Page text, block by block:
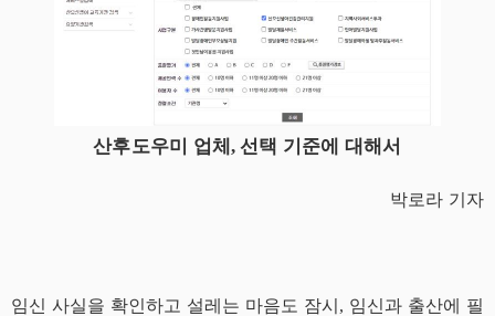
산후도우미 업체,선택 기준에 대해서
박로라 기자
임신 사실을 확인하고 설레는 마음도 잠시 , 임신과 출산에 필